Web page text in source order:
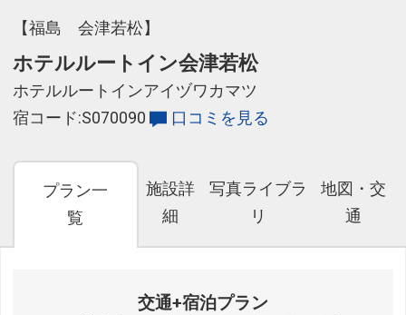
【福島 会津若松】
ホテルルートイン会津若松
ホテルルートインアイヅワカマツ
宿コード:S070090
口コミを見る
プラン一
覧
施設詳
細
写真ライブラ
リ
地図・交
通
交通+宿泊プラン